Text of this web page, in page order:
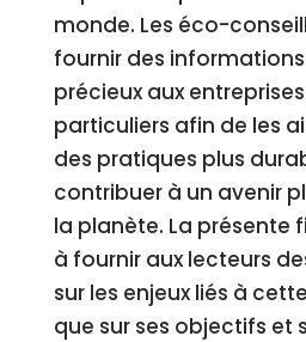
monde. Les éco-
fournir des
précieux aux
particuliers afin de les
des pratiques plus
contribuer à un avenir
la planète. La présente
à fournir aux lecteurs
sur les enjeux liés à
que sur ses objectifs et